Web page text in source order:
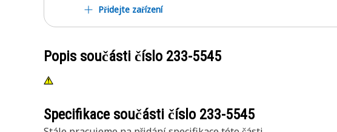
Přidejte zařízení
Popis součásti číslo 233-5545
Specifikace součásti číslo 233-5545